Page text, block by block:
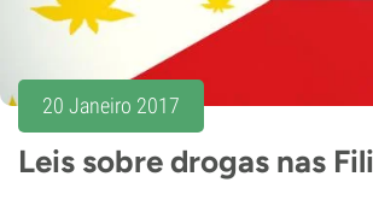
20 Janeiro 2017
Leis sobre drogas nas